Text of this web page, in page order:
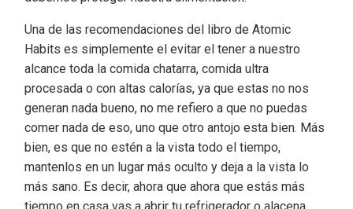
Una de las recomendaciones del libro de Atomic
Habits es simplemente el evitar el tener a nuestro
alcance toda la comida chatarra, comida ultra
procesada o con altas calorías, ya que estas no nos
generan nada bueno, no me refiero a que no puedas
comer nada de eso, uno que otro antojo esta bien. Más
bien, es que no estén a la vista todo el tiempo,
mantenlos en un lugar más oculto y deja a la vista lo
más sano. Es decir, ahora que ahora que estás más
tiempo en casa vas a abrir tu refrigerador o alacena